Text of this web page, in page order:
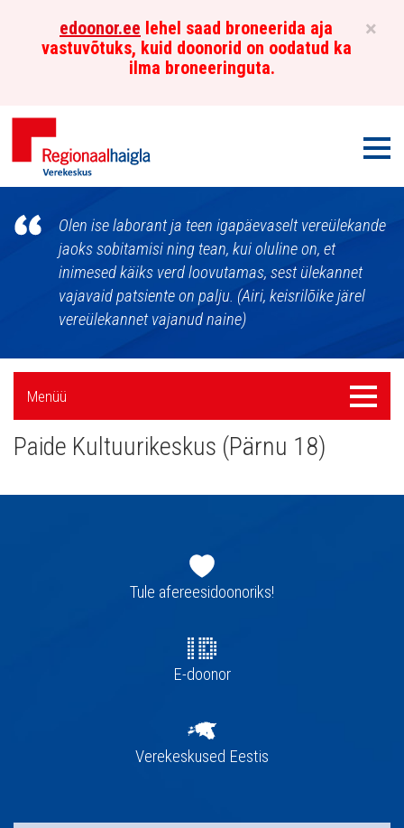
×
edoonor.ee lehel saad broneerida aja
vastuvõtuks, kuid doonorid on oodatud ka
ilma broneeringuta.
Põhja-
Eesti
Regionaalhaigla
Verekeskus
Olen ise laborant ja teen igapäevaselt vereülekande
jaoks sobitamisi ning tean, kui oluline on, et
inimesed käiks verd loovutamas, sest ülekannet
vajavaid patsiente on palju. (Airi, keisrilõike järel
vereülekannet vajanud naine)
Külgpaani
navigatsioon
Menüü
Menüü
Paide Kultuurikeskus (Pärnu 18)
navigatsioonTule afereesidoonoriks!
E-doonor
Verekeskused Eestis